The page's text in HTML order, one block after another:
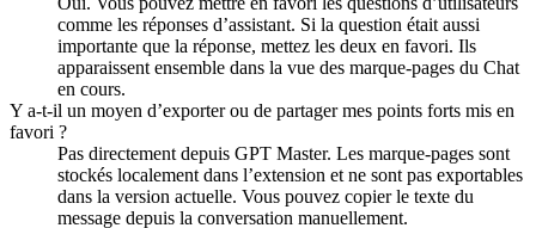
comme les réponses d’assistant. Si la question était aussi
importante que la réponse, mettez les deux en favori. Ils
apparaissent ensemble dans la vue des marque-pages du Chat
en cours.
Y a-t-il un moyen d’exporter ou de partager mes points forts mis en
favori ?
Pas directement depuis GPT Master. Les marque-pages sont
stockés localement dans l’extension et ne sont pas exportables
dans la version actuelle. Vous pouvez copier le texte du
message depuis la conversation manuellement.